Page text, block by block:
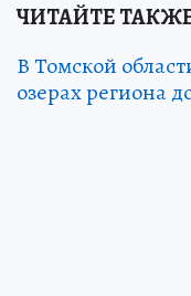
ЧИТАЙТЕ
В Томской
озерах региона